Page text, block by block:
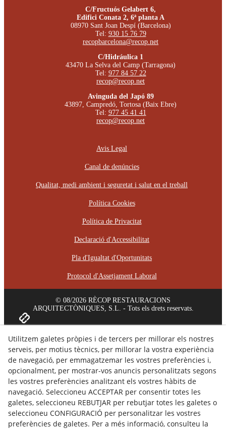
C/Fructuós Gelabert 6,
Edifici Conata 2, 6ª planta A
08970 Sant Joan Despí (Barcelona)
Tel: 930 15 76 79
recopbarcelona@recop.net
C/Hidráulica 1
43470 La Selva del Camp (Tarragona)
Tel: 977 84 57 22
recop@recop.net
Avinguda del Japó 89
43897, Campredó, Tortosa (Baix Ebre)
Tel: 977 45 41 41
recop@recop.net
Avis Legal
Canal de denúncies
Qualitat, medi ambient i seguretat i salut en el treball
Política Cookies
Política de Privacitat
Declaració d'Accessibilitat
Pla d'Igualtat d'Oportunitats
Protocol d'Assetjament Laboral
© 08/2026 RÈCOP RESTAURACIONS
ARQUITECTÒNIQUES, S.L. - Tots els drets reservats.
Utilitzem galetes pròpies i de tercers per millorar els nostres
serveis, per motius tècnics, per millorar la vostra experiència
de navegació, per emmagatzemar les vostres preferències i,
opcionalment, per mostrar-vos anuncis personalitzats segons
les vostres preferències analitzant els vostres hàbits de
navegació. Seleccioneu ACCEPTAR per consentir totes les
galetes, seleccioneu REBUTJAR per rebutjar totes les galetes o
seleccioneu CONFIGURACIÓ per personalitzar les vostres
preferències de galetes. Per a més informació, consulteu la